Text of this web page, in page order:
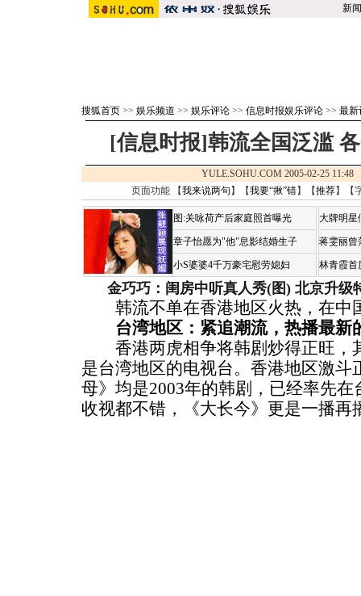
新闻
搜狐首页>> 娱乐频道 >> 娱乐评论>> 信息时报娱乐评论>> 最新
[信息时报]韩流全国泛滥
YULE.SOHU.COM 2005-02-25
页面功能 【我来说两句 】【我要“揪”错】【推荐】【
图:关咏荷产后家庭照首曝光
章子怡愿为"他"息影结婚生子
小S婆婆4千万豪宅慰劳媳妇
大牌明星
蒋雯丽曾
林青霞首
金巧巧：闺房中听真人秀(图) 北京升级
韩流不单在香港地区火热，在中
台湾地区：紧追潮流，热播最新
香港两虎相争将韩剧炒得正旺，
是台湾地区的电视台。香港地区激斗
母》均是2003年的韩剧，已经率先
收视都不错，《大长今》更是一播再